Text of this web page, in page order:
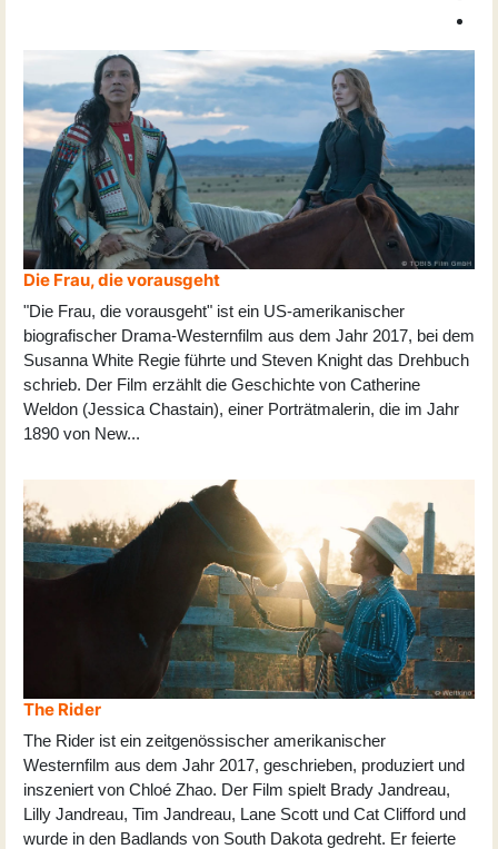
Die Frau, die vorausgeht
"Die Frau, die vorausgeht" ist ein US-amerikanischer
biografischer Drama-Westernfilm aus dem Jahr 2017, bei dem
Susanna White Regie führte und Steven Knight das Drehbuch
schrieb. Der Film erzählt die Geschichte von Catherine
Weldon (Jessica Chastain), einer Porträtmalerin, die im Jahr
1890 von New...
The Rider
The Rider ist ein zeitgenössischer amerikanischer
Westernfilm aus dem Jahr 2017, geschrieben, produziert und
inszeniert von Chloé Zhao. Der Film spielt Brady Jandreau,
Lilly Jandreau, Tim Jandreau, Lane Scott und Cat Clifford und
wurde in den Badlands von South Dakota gedreht. Er feierte